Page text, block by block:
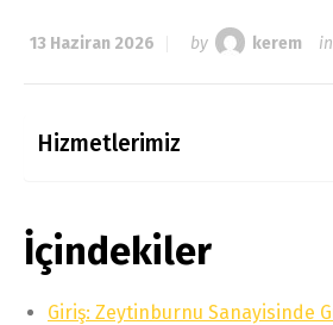
13 Haziran 2026 by kerem in
Hizmetlerimiz
İçindekiler
Giriş: Zeytinburnu Sanayisinde